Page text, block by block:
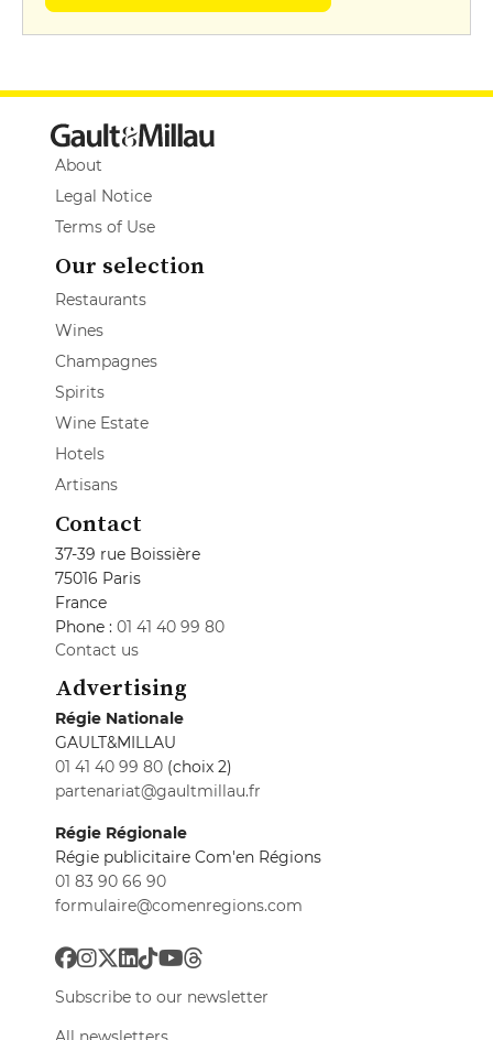
About
Legal Notice
Terms of Use
Our selection
Restaurants
Wines
Champagnes
Spirits
Wine Estate
Hotels
Artisans
Contact
37-39 rue Boissière
75016 Paris
France
Phone : 01 41 40 99 80
Contact us
Advertising
Régie Nationale
GAULT&MILLAU
01 41 40 99 80 (choix 2)
partenariat@gaultmillau.fr
Régie Régionale
Régie publicitaire Com'en Régions
01 83 90 66 90
formulaire@comenregions.com
Subscribe to our newsletter